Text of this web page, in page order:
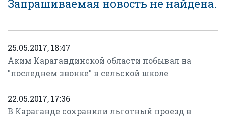
Запрашиваемая новость не найдена.
25.05.2017, 18:47
Аким Карагандинской области побывал на
"последнем звонке" в сельской школе
22.05.2017, 17:36
В Караганде сохранили льготный проезд в